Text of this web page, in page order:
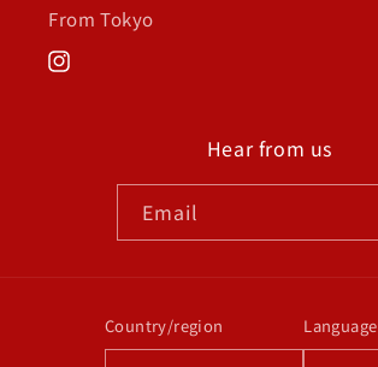
From Tokyo
Instagram
Hear from us
Email
Country/region Language